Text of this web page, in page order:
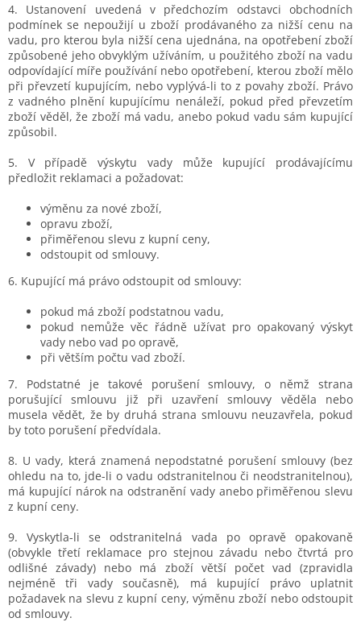
4. Ustanovení uvedená v předchozím odstavci obchodních
podmínek se nepoužijí u zboží prodávaného za nižší cenu na
vadu, pro kterou byla nižší cena ujednána, na opotřebení zboží
způsobené jeho obvyklým užíváním, u použitého zboží na vadu
odpovídající míře používání nebo opotřebení, kterou zboží mělo
při převzetí kupujícím, nebo vyplývá-li to z povahy zboží. Právo
z vadného plnění kupujícímu nenáleží, pokud před převzetím
zboží věděl, že zboží má vadu, anebo pokud vadu sám kupující
způsobil.
5. V případě výskytu vady může kupující prodávajícímu
předložit reklamaci a požadovat:
výměnu za nové zboží,
opravu zboží,
přiměřenou slevu z kupní ceny,
odstoupit od smlouvy.
6. Kupující má právo odstoupit od smlouvy:
pokud má zboží podstatnou vadu,
pokud nemůže věc řádně užívat pro opakovaný výskyt
vady nebo vad po opravě,
při větším počtu vad zboží.
7. Podstatné je takové porušení smlouvy, o němž strana
porušující smlouvu již při uzavření smlouvy věděla nebo
musela vědět, že by druhá strana smlouvu neuzavřela, pokud
by toto porušení předvídala.
8. U vady, která znamená nepodstatné porušení smlouvy (bez
ohledu na to, jde-li o vadu odstranitelnou či neodstranitelnou),
má kupující nárok na odstranění vady anebo přiměřenou slevu
z kupní ceny.
9. Vyskytla-li se odstranitelná vada po opravě opakovaně
(obvykle třetí reklamace pro stejnou závadu nebo čtvrtá pro
odlišné závady) nebo má zboží větší počet vad (zpravidla
nejméně tři vady současně), má kupující právo uplatnit
požadavek na slevu z kupní ceny, výměnu zboží nebo odstoupit
od smlouvy.